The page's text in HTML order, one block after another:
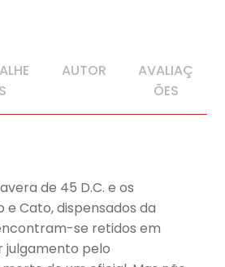
S
AUTOR
AVALIAÇ
ÕES
de 45 D.C. e os
Cato, dispensados da
se retidos em
julgamento pelo